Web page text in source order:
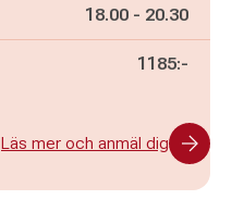
Pågår mellan
18.00 - och
20.30
1185:-
Läs mer och anmäl dig